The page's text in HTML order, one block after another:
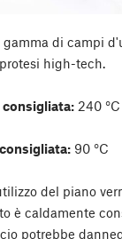
di campi
high-tech.
consigliata: 240 °C
90 °C
del piano
è caldamente
potrebbe